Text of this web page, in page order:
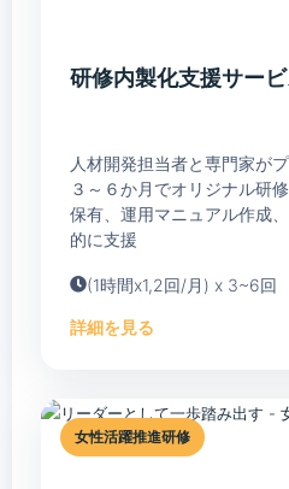
研修内製化支援サー
人材開発担当者と専門家が
３～６か月でオリジナル研
保有、運用マニュアル作成
的に支援
(1時間x1,2回/月) x 3~6回
詳細を見る
女性活躍推進研修